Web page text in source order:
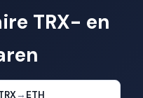
TRX- en
→ ETH